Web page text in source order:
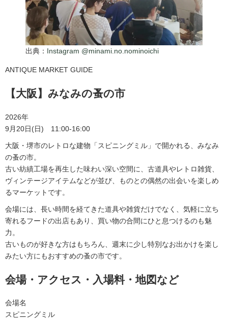
出典： Instagram @minami.no.nominoichi
ANTIQUE MARKET GUIDE
【大阪】みなみの蚤の市
2026年
9月20日(日) 11:00-16:00
大阪・堺市のレトロな建物「スピニングミル」で開かれる、みなみ
の蚤の市。
古い紡績工場を再生した味わい深い空間に、古道具やレトロ雑貨、
ヴィンテージアイテムなどが並び、ものとの偶然の出会いを楽しめ
るマーケットです。
会場には、長い時間を経てきた道具や雑貨だけでなく、気軽に立ち
寄れるフードの出店もあり、買い物の合間にひと息つけるのも魅
力。
古いものが好きな方はもちろん、週末に少し特別なお出かけを楽し
みたい方にもおすすめの蚤の市です。
会場・アクセス・入場料・地図など
会場名
スピニングミル